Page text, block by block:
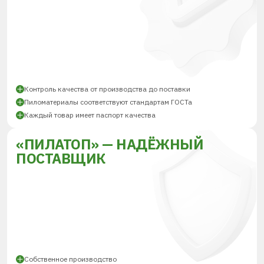
Контроль качества от производства до поставки
Пиломатериалы соответствуют стандартам ГОСТа
Каждый товар имеет паспорт качества
«ПИЛАТОП» — НАДЁЖНЫЙ
ПОСТАВЩИК
Собственное производство